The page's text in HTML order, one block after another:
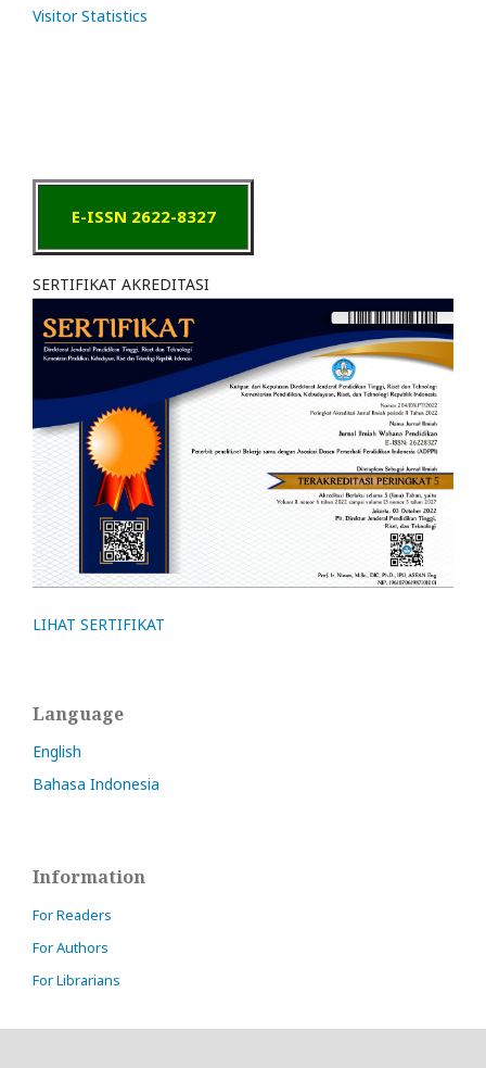
Visitor Statistics
E-ISSN 2622-8327
SERTIFIKAT AKREDITASI
LIHAT SERTIFIKAT
Language
English
Bahasa Indonesia
Information
For Readers
For Authors
For Librarians